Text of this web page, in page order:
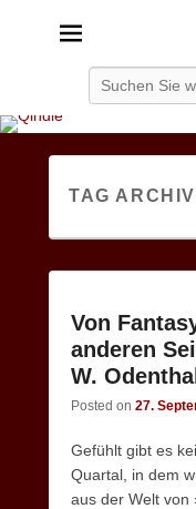
TAG
Von
anderen
W.
Posted on 27.
Gefühlt gibt es
Quartal, in dem
aus der Welt von